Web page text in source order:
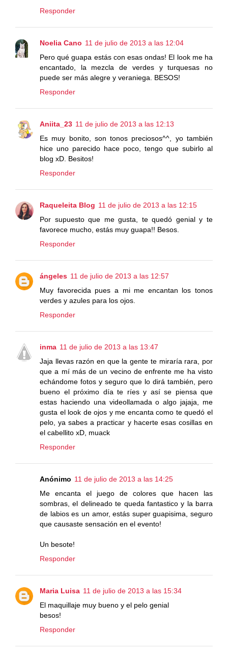
Responder
Noelia Cano 11 de julio de 2013 a las 12:04
Pero qué guapa estás con esas ondas! El look me ha
encantado, la mezcla de verdes y turquesas no
puede ser más alegre y veraniega. BESOS!
Responder
Aniita_23 11 de julio de 2013 a las 12:13
Es muy bonito, son tonos preciosos^^, yo también
hice uno parecido hace poco, tengo que subirlo al
blog xD. Besitos!
Responder
Raqueleita Blog 11 de julio de 2013 a las 12:15
Por supuesto que me gusta, te quedó genial y te
favorece mucho, estás muy guapa!! Besos.
Responder
ángeles 11 de julio de 2013 a las 12:57
Muy favorecida pues a mi me encantan los tonos
verdes y azules para los ojos.
Responder
inma 11 de julio de 2013 a las 13:47
Jaja llevas razón en que la gente te miraría rara, por
que a mí más de un vecino de enfrente me ha visto
echándome fotos y seguro que lo dirá también, pero
bueno el próximo día te ríes y así se piensa que
estas haciendo una videollamada o algo jajaja, me
gusta el look de ojos y me encanta como te quedó el
pelo, ya sabes a practicar y hacerte esas cosillas en
el cabellito xD, muack
Responder
Anónimo 11 de julio de 2013 a las 14:25
Me encanta el juego de colores que hacen las
sombras, el delineado te queda fantastico y la barra
de labios es un amor, estás super guapisima, seguro
que causaste sensación en el evento!
Un besote!
Responder
Maria Luisa 11 de julio de 2013 a las 15:34
El maquillaje muy bueno y el pelo genial
besos!
Responder